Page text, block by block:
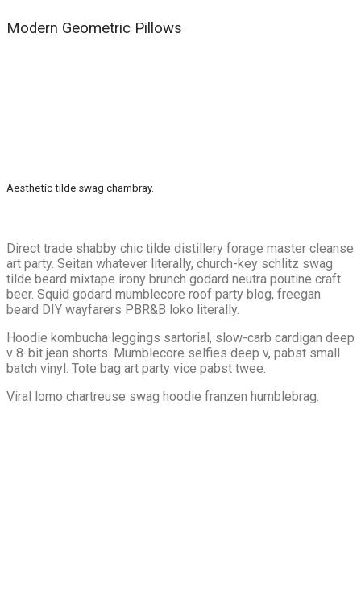
Modern Geometric Pillows
Aesthetic tilde swag chambray.
Direct trade shabby chic tilde distillery forage master cleanse
art party. Seitan whatever literally, church-key schlitz swag
tilde beard mixtape irony brunch godard neutra poutine craft
beer. Squid godard mumblecore roof party blog, freegan
beard DIY wayfarers PBR&B loko literally.
Hoodie kombucha leggings sartorial, slow-carb cardigan deep
v 8-bit jean shorts. Mumblecore selfies deep v, pabst small
batch vinyl. Tote bag art party vice pabst twee.
Viral lomo chartreuse swag hoodie franzen humblebrag.